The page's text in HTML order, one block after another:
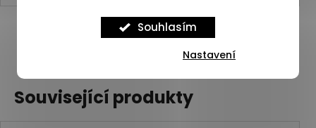
Souhlasím
Nastavení
ZOBRAZIT VŠECHNY PODOBNÉ PRODUKTY
Související produkty